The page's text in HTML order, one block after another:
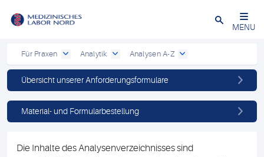
Schließen
MENU
Für Praxen Analytik Analysen A-Z
Übersicht unserer Anforderungsformulare
Material- und Formularbestellung
Die Inhalte des Analysenverzeichnisses sind